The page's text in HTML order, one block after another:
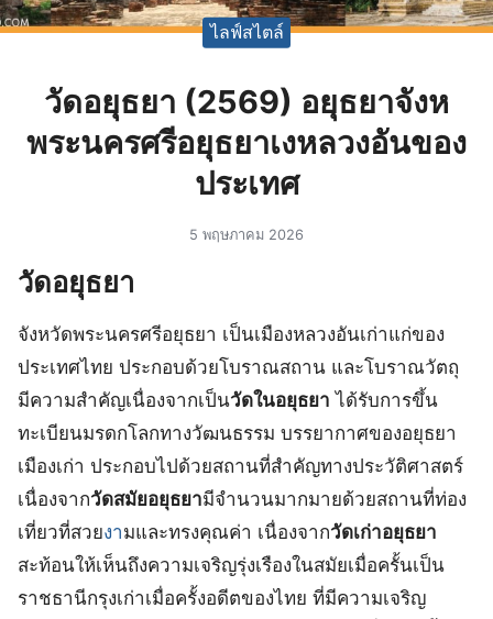
ไลฟ์สไตล์
วัดอยุธยา (2569) อยุธยาจังห
พระนครศรีอยุธยาเงหลวงอันของ
ประเทศ
5 พฤษภาคม 2026
วัดอยุธยา
จังหวัดพระนครศรีอยุธยา เป็นเมืองหลวงอันเก่าแก่ของ
ประเทศไทย ประกอบด้วยโบราณสถาน และโบราณวัตถุ
มีความสำคัญเนื่องจากเป็นวัดในอยุธยา ได้รับการขึ้น
ทะเบียนมรดกโลกทางวัฒนธรรม บรรยากาศของอยุธยา
เมืองเก่า ประกอบไปด้วยสถานที่สำคัญทางประวัติศาสตร์
เนื่องจากวัดสมัยอยุธยามีจำนวนมากมายด้วยสถานที่ท่อง
เที่ยวที่สวยงามและทรงคุณค่า เนื่องจากวัดเก่าอยุธยา
สะท้อนให้เห็นถึงความเจริญรุ่งเรืองในสมัยเมื่อครั้นเป็น
ราชธานีกรุงเก่าเมื่อครั้งอดีตของไทย ที่มีความเจริญ